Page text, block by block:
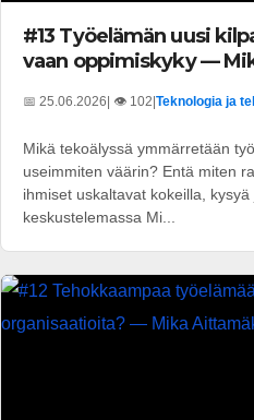
#13 Työelämän uusi
vaan oppimiskyky —
📅 25.06.2026| 👁️ 102|Teknologia ja
Mikä tekoälyssä ymmärretään
useimmiten väärin? Entä miten
ihmiset uskaltavat kokeilla,
keskustelemassa Mi...